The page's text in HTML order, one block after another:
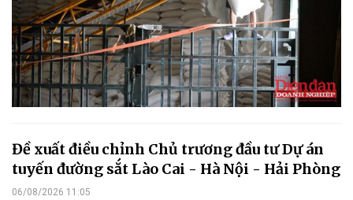
Đề xuất điều chỉnh Chủ trương đầu tư Dự án
tuyến đường sắt Lào Cai - Hà Nội - Hải Phòng
06/08/2026 11:05